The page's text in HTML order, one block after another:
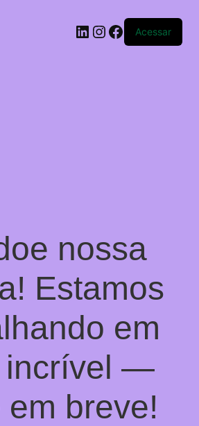
LinkedIn
Instagram
Facebook
Acessar
nossa
Estamos
em
incrível —
em breve!